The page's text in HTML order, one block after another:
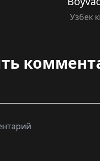
Узбек